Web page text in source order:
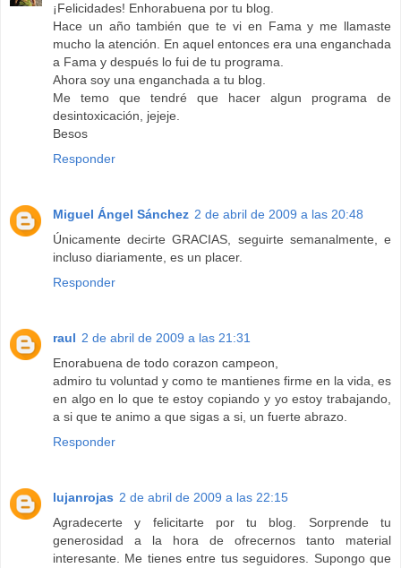
¡Felicidades! Enhorabuena por tu blog.
Hace un año también que te vi en Fama y me llamaste
mucho la atención. En aquel entonces era una enganchada
a Fama y después lo fui de tu programa.
Ahora soy una enganchada a tu blog.
Me temo que tendré que hacer algun programa de
desintoxicación, jejeje.
Besos
Responder
Miguel Ángel Sánchez 2 de abril de 2009 a las 20:48
Únicamente decirte GRACIAS, seguirte semanalmente, e
incluso diariamente, es un placer.
Responder
raul 2 de abril de 2009 a las 21:31
Enorabuena de todo corazon campeon,
admiro tu voluntad y como te mantienes firme en la vida, es
en algo en lo que te estoy copiando y yo estoy trabajando,
a si que te animo a que sigas a si, un fuerte abrazo.
Responder
lujanrojas 2 de abril de 2009 a las 22:15
Agradecerte y felicitarte por tu blog. Sorprende tu
generosidad a la hora de ofrecernos tanto material
interesante. Me tienes entre tus seguidores. Supongo que